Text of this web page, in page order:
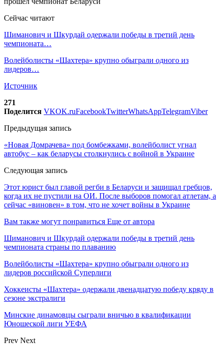
Сейчас читают
Шиманович и Шкурдай одержали победы в третий день
чемпионата…
Волейболисты «Шахтера» крупно обыграли одного из
лидеров…
Источник
271
Поделится VKOK.ruFacebookTwitterWhatsAppTelegramViber
Предыдущая запись
«Новая Домрачева» под бомбежками, волейболист угнал
автобус – как беларусы столкнулись с войной в Украине
Следующая запись
Этот юрист был главой регби в Беларуси и защищал гребцов,
когда их не пустили на ОИ. После выборов помогал атлетам, а
сейчас «виновен» в том, что не хочет войны в Украине
Вам также могут понравиться Еще от автора
Шиманович и Шкурдай одержали победы в третий день
чемпионата страны по плаванию
Волейболисты «Шахтера» крупно обыграли одного из
лидеров российской Суперлиги
Хоккеисты «Шахтера» одержали двенадцатую победу кряду в
сезоне экстралиги
Минские динамовцы сыграли вничью в квалификации
Юношеской лиги УЕФА
Prev Next